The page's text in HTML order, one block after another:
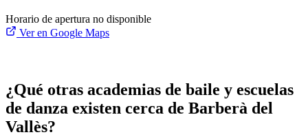
Horario de apertura no disponible
Ver en Google Maps
¿Qué otras academias de baile y escuelas
de danza existen cerca de Barberà del
Vallès?